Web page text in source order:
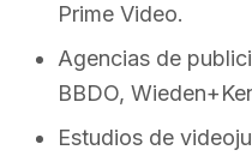
Prime Video.
Agencias de
BBDO,
Estudios de